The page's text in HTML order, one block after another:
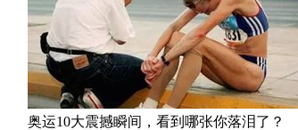
奥运10大震撼瞬间，看到哪张你落泪了？